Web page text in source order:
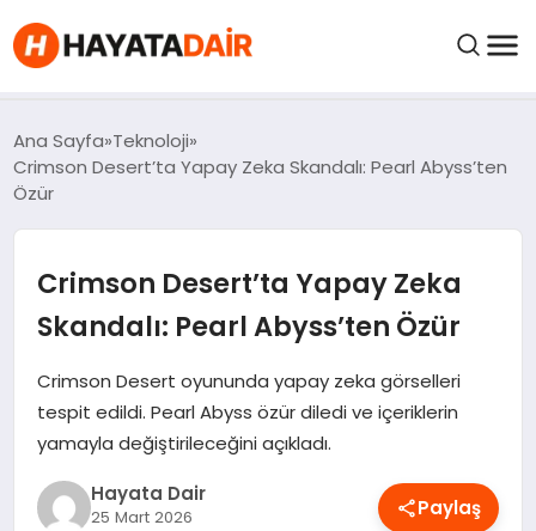
FIYATLAR
HABERLER
İNCELEMELER
KIMDIR?
NEDIR?
Ana Sayfa Teknoloji
Crimson Desert’ta Yapay Zeka Skandalı: Pearl Abyss’ten
Özür
Crimson Desert’ta Yapay Zeka
Skandalı: Pearl Abyss’ten Özür
Crimson Desert oyununda yapay zeka görselleri
tespit edildi. Pearl Abyss özür diledi ve içeriklerin
yamayla değiştirileceğini açıkladı.
Hayata Dair
25 Mart 2026 Paylaş